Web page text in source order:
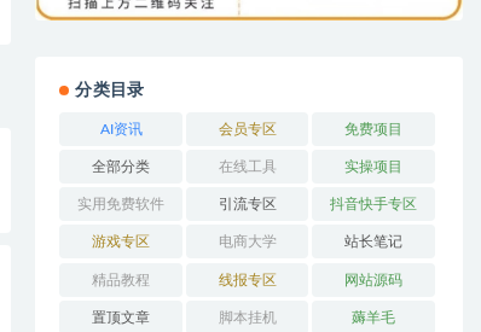
分类目录
AI资讯 会员专区 免费项目
全部分类 在线工具 实操项目
实用免费软件 引流专区 抖音快手专区
游戏专区 电商大学 站长笔记
精品教程 线报专区 网站源码
置顶文章 脚本挂机 薅羊毛